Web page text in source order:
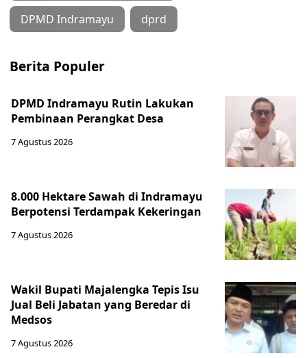
DPMD Indramayu dprd
Berita Populer
DPMD Indramayu Rutin Lakukan
Pembinaan Perangkat Desa
7 Agustus 2026
8.000 Hektare Sawah di Indramayu
Berpotensi Terdampak Kekeringan
7 Agustus 2026
Wakil Bupati Majalengka Tepis Isu
Jual Beli Jabatan yang Beredar di
Medsos
7 Agustus 2026